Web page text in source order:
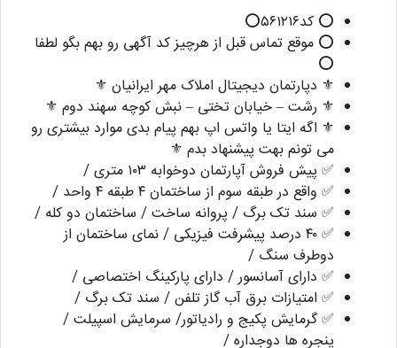
⭕ کد۵۶۱۲۱۶⭕
⭕ موقع تماس قبل از هرچیز کد آگهی رو بهم بگو لطفا
⭕
⚜️ دپارتمان دیجیتال املاک مهر ایرانیان ⚜️
⚜️ رشت – خیابان تختی – نبش کوچه سهند دوم ⚜️
⚜️ اگه ایتا یا واتس اپ بهم پیام بدی موارد بیشتری رو
می تونم بهت پیشنهاد بدم ⚜️
✅ پیش فروش آپارتمان دوخوابه ۱۰۳ متری /
✅ واقع در طبقه سوم از ساختمان ۴ طبقه ۴ واحد /
✅ سند تک برگ / پروانه ساخت / ساختمان دو کله /
✅ ۴۰ درصد پیشرفت فیزیکی / نمای ساختمان از
دوطرف سنگ /
✅ دارای آسانسور / دارای پارکینگ اختصاصی /
✅ امتیازات برق آب گاز تلفن / سند تک برگ /
✅ گرمایش پکیج و رادیاتور/ سرمایش اسپیلت /
پنجره ها دوجداره /